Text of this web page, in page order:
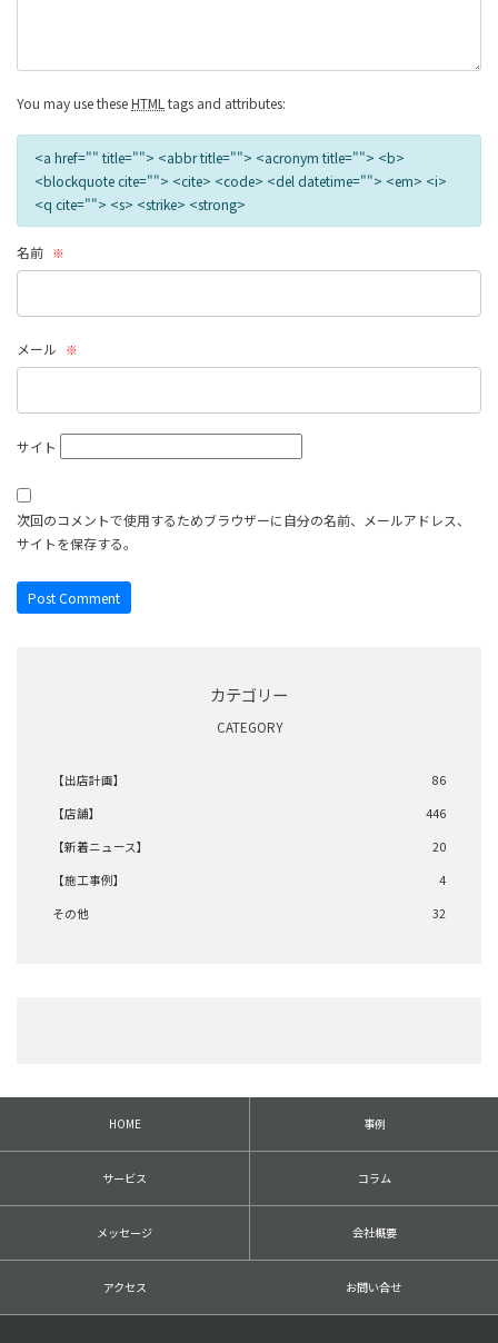
You may use theseHTML tags and attributes:
<a href="" title=""> <abbr title=""> <acronym title=""> <b>
<blockquote cite=""> <cite> <code> <del datetime=""> <em> <i>
<q cite=""> <s> <strike> <strong>
名前 ※
メール ※
サイト
次回のコメントで使用するためブラウザーに自分の名前、メールアドレス、
サイトを保存する。
カテゴリー
CATEGORY
【出店計画】
86
【店舗】
446
【新着ニュース】
20
【施工事例】
4
その他
32
HOME 事例
サービス コラム
メッセージ 会社概要
アクセス お問い合せ